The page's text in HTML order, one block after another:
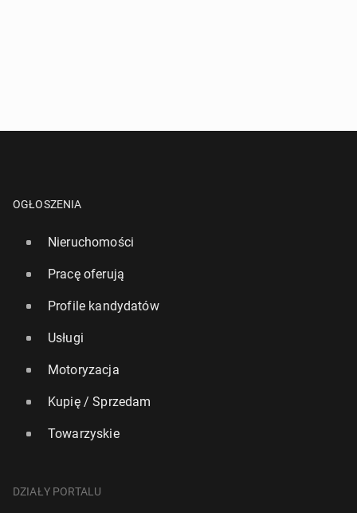
OGŁOSZENIA
Nieruchomości
Pracę oferują
Profile kandydatów
Usługi
Motoryzacja
Kupię / Sprzedam
Towarzyskie
DZIAŁY PORTALU